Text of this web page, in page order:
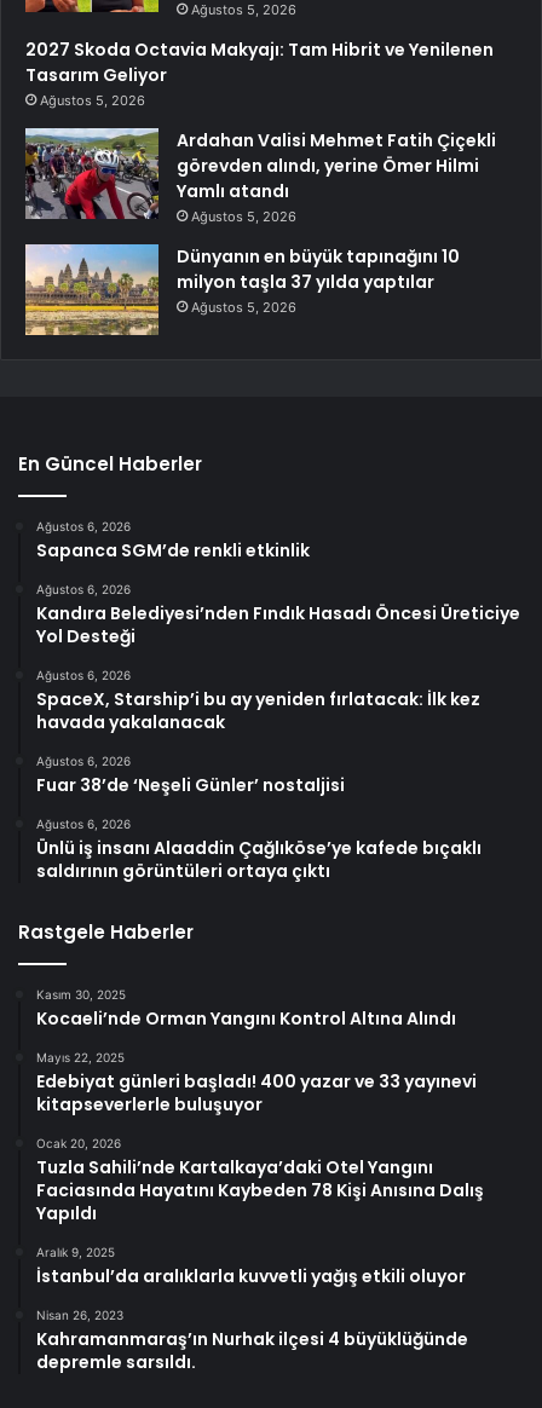
Ağustos 5, 2026
2027 Skoda Octavia Makyajı: Tam Hibrit ve Yenilenen
Tasarım Geliyor
Ağustos 5, 2026
Ardahan Valisi Mehmet Fatih Çiçekli
görevden alındı, yerine Ömer Hilmi
Yamlı atandı
Ağustos 5, 2026
Dünyanın en büyük tapınağını 10
milyon taşla 37 yılda yaptılar
Ağustos 5, 2026
En Güncel Haberler
Ağustos 6, 2026
Sapanca SGM’de renkli etkinlik
Ağustos 6, 2026
Kandıra Belediyesi’nden Fındık Hasadı Öncesi Üreticiye
Yol Desteği
Ağustos 6, 2026
SpaceX, Starship’i bu ay yeniden fırlatacak: İlk kez
havada yakalanacak
Ağustos 6, 2026
Fuar 38’de ‘Neşeli Günler’ nostaljisi
Ağustos 6, 2026
Ünlü iş insanı Alaaddin Çağlıköse’ye kafede bıçaklı
saldırının görüntüleri ortaya çıktı
Rastgele Haberler
Kasım 30, 2025
Kocaeli’nde Orman Yangını Kontrol Altına Alındı
Mayıs 22, 2025
Edebiyat günleri başladı! 400 yazar ve 33 yayınevi
kitapseverlerle buluşuyor
Ocak 20, 2026
Tuzla Sahili’nde Kartalkaya’daki Otel Yangını
Faciasında Hayatını Kaybeden 78 Kişi Anısına Dalış
Yapıldı
Aralık 9, 2025
İstanbul’da aralıklarla kuvvetli yağış etkili oluyor
Nisan 26, 2023
Kahramanmaraş’ın Nurhak ilçesi 4 büyüklüğünde
depremle sarsıldı.